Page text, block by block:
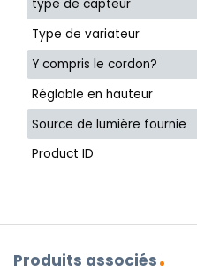
type de capteur
Type de variateur
Y compris le cordon?
Réglable en hauteur
Source de lumière fournie
Product ID
Produits associés